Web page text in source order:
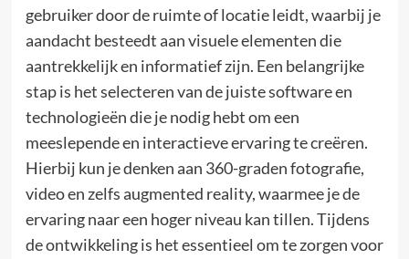
gebruiker door de ruimte of locatie leidt, waarbij je
aandacht besteedt aan visuele elementen die
aantrekkelijk en informatief zijn. Een belangrijke
stap is het selecteren van de juiste software en
technologieën die je nodig hebt om een
meeslepende en interactieve ervaring te creëren.
Hierbij kun je denken aan 360-graden fotografie,
video en zelfs augmented reality, waarmee je de
ervaring naar een hoger niveau kan tillen. Tijdens
de ontwikkeling is het essentieel om te zorgen voor